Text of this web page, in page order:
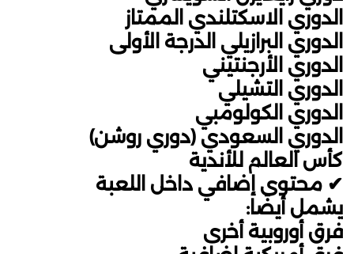
الدوري الاسكتلندي الممتاز
الدوري البرازيلي الدرجة الأولى
الدوري الأرجنتيني
الدوري التشيلي
الدوري الكولومبي
الدوري السعودي (دوري روشن)
كأس العالم للأندية
✔ محتوى إضافي داخل اللعبة
يشمل أيضًا:
فرق أوروبية أخرى